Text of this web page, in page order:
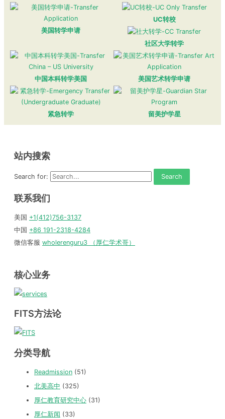
美国转学申请
UC转校
社区大学转学
中国本科转学美国 美国艺术转学申请
紧急转学 留美护学星
站内搜索
Search for:
联系我们
美国 +1(412)756-3137
中国 +86 191-2318-4284
微信客服 wholerenguru3 （厚仁学术哥）
核心业务
FITS方法论
分类导航
Readmission (51)
北美高中 (325)
厚仁教育研究中心 (31)
厚仁新闻 (33)